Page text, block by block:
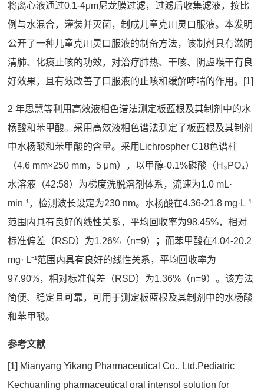
将离心液通过0.1-4μm尼龙膜过滤，过滤后收集滤液，按比
例与水混合，灌装并灭菌，制成儿童克川灵口服液。本发明
公开了一种儿童克川灵口服液的制备方法，该制剂具有滋阴
清肺、化痰止咳的功效，对治疗肺热、干咳、阴虚喉干有良
好效果，且有效改善了口服液的止咳和缓解哮喘的作用。[1]
2 年思慧等利用高效液相色谱法测定板蓝根及其制剂中的水
杨酸和苯甲酸。采用高效液相色谱法测定了板蓝根及其制剂
中水杨酸和苯甲酸的含量。采用Lichrospher C18色谱柱
（4.6 mm×250 mm，5 μm），以甲醇-0.1%磷酸（H₃PO₄）
水溶液（42:58）为梯度洗脱溶剂体系，流速为1.0 mL·
min⁻¹，检测波长设定为230 nm。水杨酸在4.36-21.8 mg·L⁻¹
范围内具有良好的线性关系，平均回收率为98.45%，相对
标准偏差（RSD）为1.26%（n=9）；而苯甲酸在4.04-20.2
mg· L⁻¹范围内具有良好的线性关系，平均回收率为
97.90%，相对标准偏差（RSD）为1.36%（n=9）。该方法
简便、稳定且可靠，可用于测定板蓝根及其制剂中的水杨酸
和苯甲酸。
参考文献
[1] Mianyang Yikang Pharmaceutical Co., Ltd.Pediatric
Kechuanling pharmaceutical oral intensol solution for